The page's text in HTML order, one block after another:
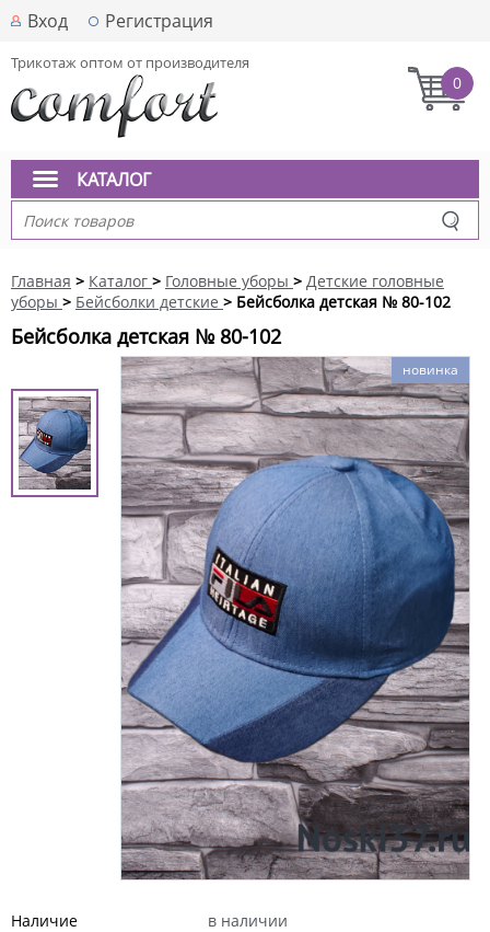
Вход Регистрация
Трикотаж оптом от производителя
0
КАТАЛОГ
Главная > Каталог > Головные уборы > Детские головные
уборы > Бейсболки детские > Бейсболка детская № 80-102
Бейсболка детская № 80-102
новинка
Наличие в наличии